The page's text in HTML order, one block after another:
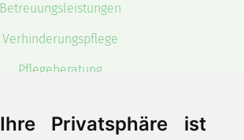
Ihre Privatsphäre ist
Betreuungsleistungen
Verhinderungspflege
Pflegeberatung